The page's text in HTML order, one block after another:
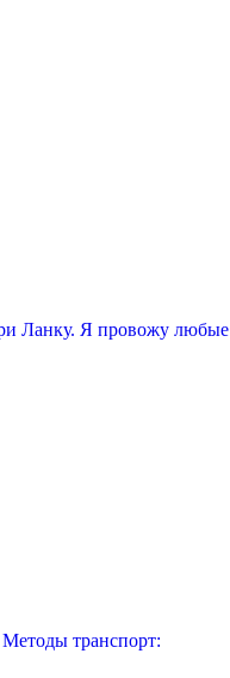
Ланку. Я провожу любые
транспорт: